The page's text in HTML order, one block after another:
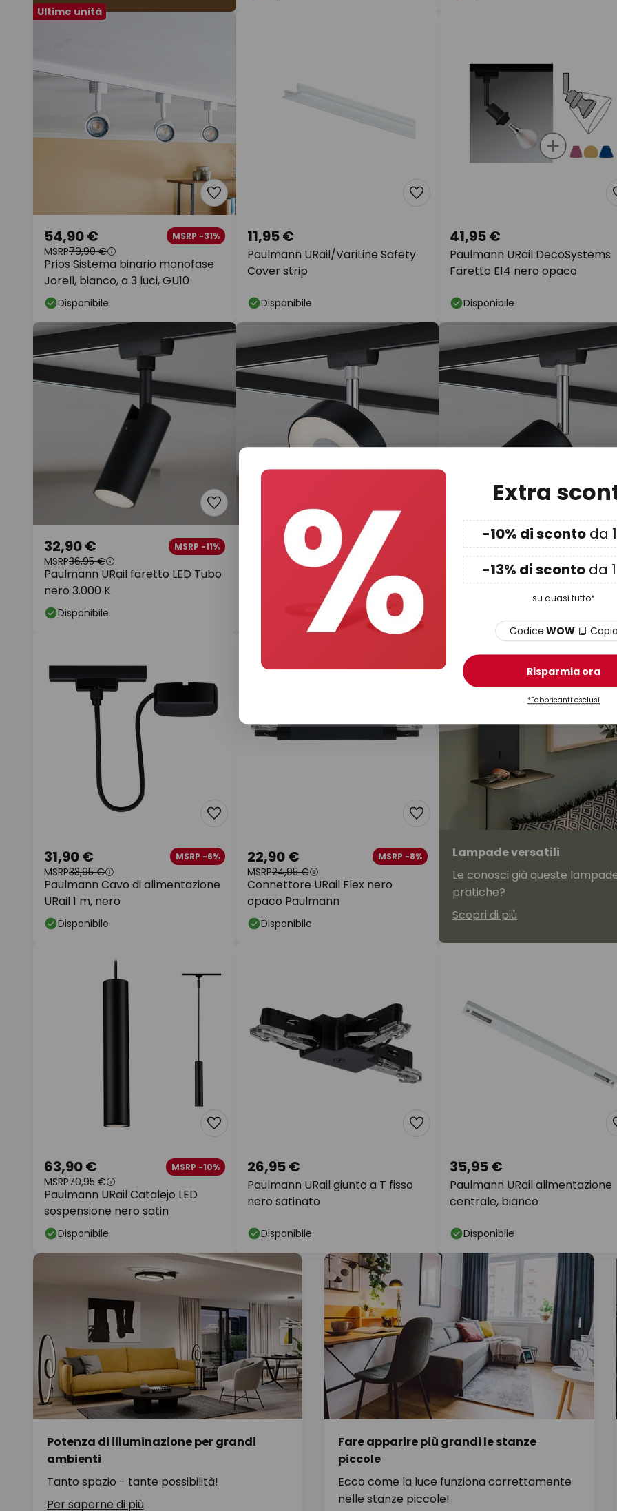
Ultime unità
Prios Sistema binario monofase
Jorell, bianco, a 3 luci, GU10
54,90 € MSRP -31%
MSRP79,90 €
Disponibile
Paulmann URail/VariLine Safety
Cover strip
11,95 €
Disponibile
Paulmann URail DecoSystems
Faretto E14 nero opaco
41,95 €
Disponibile
Paulmann URail faretto LED Tubo
nero 3.000 K
32,90 € MSRP -11%
MSRP36,95 €
Disponibile
Paulmann URail Spot Circle nero
dimming 4.000 K
45,90 € MSRP -10%
50,95 €
Paulmann URail spot Cover
25,90 € MSRP -
MSRP 35,95 €
Paulmann Cavo di alimentazione
URail 1 m, nero
31,90 € MSRP -6%
MSRP33,95 €
Disponibile
Connettore URail Flex nero
opaco Paulmann
22,90 € MSRP -8%
MSRP24,95 €
Disponibile
Lampade versatili
Le conosci già queste
pratiche?
Scopri di più
Paulmann URail Catalejo LED
sospensione nero satin
63,90 € MSRP -10%
MSRP70,95 €
Disponibile
Paulmann URail giunto a T fisso
nero satinato
26,95 €
Disponibile
Paulmann URail alimentazione
centrale, bianco
35,95 €
Disponibile
Potenza di illuminazione per grandi
ambienti
Tanto spazio - tante possibilità!
Per saperne di più
Fare apparire più grandi le stanze
piccole
Ecco come la luce funziona correttamente
nelle stanze piccole!
Extra
-10% di sconto da
-13% di sconto da
su quasi tutto*
Codice:WOW Copia
Risparmia ora
*Fabbricanti esclusi